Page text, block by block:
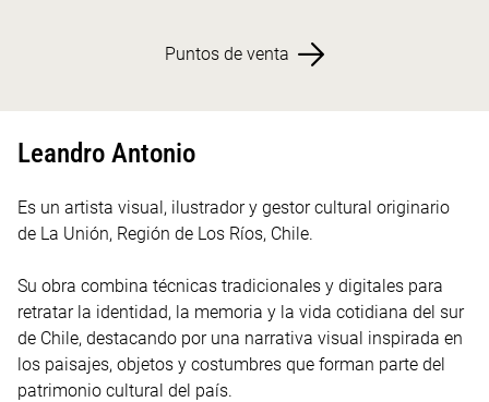
Puntos de venta
Leandro Antonio
Es un artista visual, ilustrador y gestor cultural originario
de La Unión, Región de Los Ríos, Chile.
Su obra combina técnicas tradicionales y digitales para
retratar la identidad, la memoria y la vida cotidiana del sur
de Chile, destacando por una narrativa visual inspirada en
los paisajes, objetos y costumbres que forman parte del
patrimonio cultural del país.